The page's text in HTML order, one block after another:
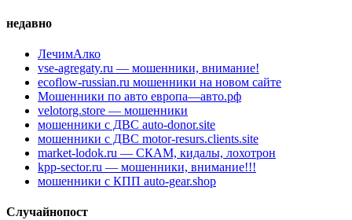
недавно
ЛечимАлко
vse-agregaty.ru — мошенники, внимание!
ecoflow-russian.ru мошенники на новом сайте
Мошенники по авто европа—авто.рф
velotorg.store — мошенники
мошенники с ДВС auto-donor.site
мошенники с ДВС motor-resurs.clients.site
market-lodok.ru — СКАМ, кидалы, лохотрон
kpp-sector.ru — мошенники, внимание!!!
мошенники с КПП auto-gear.shop
Случайнопост